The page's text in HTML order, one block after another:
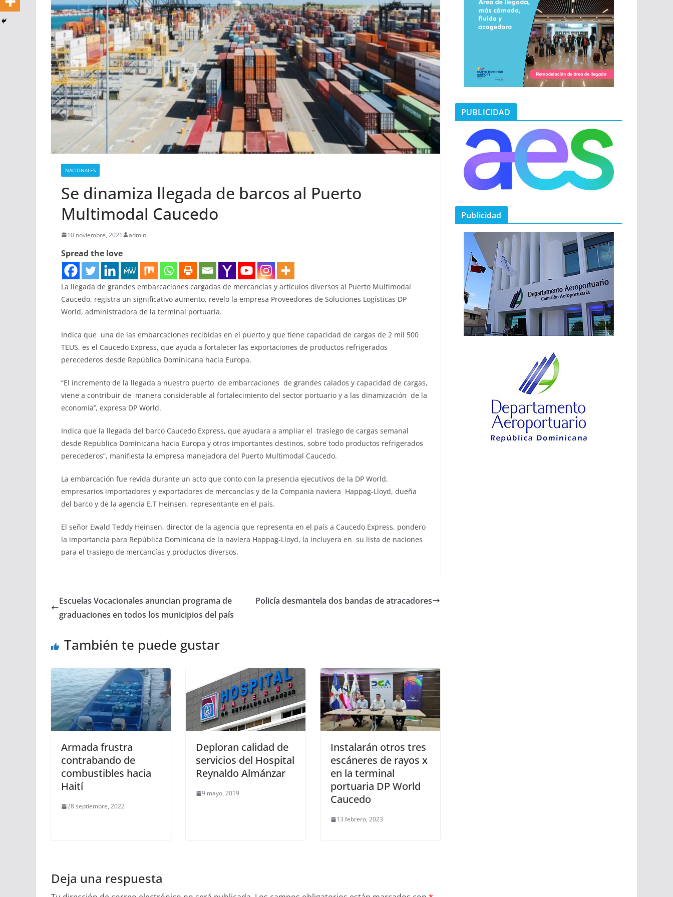
NACIONALES
Se dinamiza llegada de barcos al Puerto
Multimodal Caucedo
10 noviembre, 2021 admin
Spread the love
La llegada de grandes embarcaciones cargadas de mercancías y artículos diversos al Puerto Multimodal
Caucedo, registra un significativo aumento, revelo la empresa Proveedores de Soluciones Logísticas DP
World, administradora de la terminal portuaria.
Indica que una de las embarcaciones recibidas en el puerto y que tiene capacidad de cargas de 2 mil 500
TEUS, es el Caucedo Express, que ayuda a fortalecer las exportaciones de productos refrigerados
perecederos desde República Dominicana hacia Europa.
“El incremento de la llegada a nuestro puerto de embarcaciones de grandes calados y capacidad de cargas,
viene a contribuir de manera considerable al fortalecimiento del sector portuario y a las dinamización de la
economía’’, expresa DP World.
Indica que la llegada del barco Caucedo Express, que ayudara a ampliar el trasiego de cargas semanal
desde Republica Dominicana hacia Europa y otros importantes destinos, sobre todo productos refrigerados
perecederos”, manifiesta la empresa manejadora del Puerto Multimodal Caucedo.
La embarcación fue revida durante un acto que conto con la presencia ejecutivos de la DP World,
empresarios importadores y exportadores de mercancías y de la Compania naviera Happag-Lloyd, dueña
del barco y de la agencia E.T Heinsen, representante en el país.
El señor Ewald Teddy Heinsen, director de la agencia que representa en el país a Caucedo Express, pondero
la importancia para República Dominicana de la naviera Happag-Lloyd, la incluyera en su lista de naciones
para el trasiego de mercancías y productos diversos.
Escuelas Vocacionales anuncian programa de
graduaciones en todos los municipios del país
Policía desmantela dos bandas de atracadores
También te puede gustar
Armada frustra
contrabando de
combustibles hacia
Haití
28 septiembre, 2022
Deploran calidad de
servicios del Hospital
Reynaldo Almánzar
9 mayo, 2019
Instalarán otros tres
escáneres de rayos x
en la terminal
portuaria DP World
Caucedo
13 febrero, 2023
Deja una respuesta
PUBLICIDAD
Publicidad